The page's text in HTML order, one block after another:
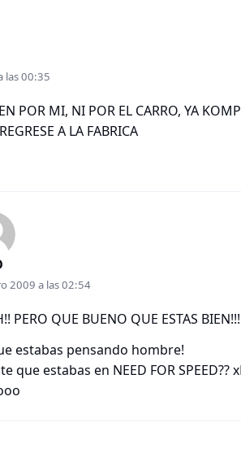
las 00:35
POR MI, NI POR EL CARRO, YA
A LA FABRICA
2009 a las 02:54
PERO QUE BUENO QUE ESTAS
estabas pensando hombre!
que estabas en NEED FOR SPEED??